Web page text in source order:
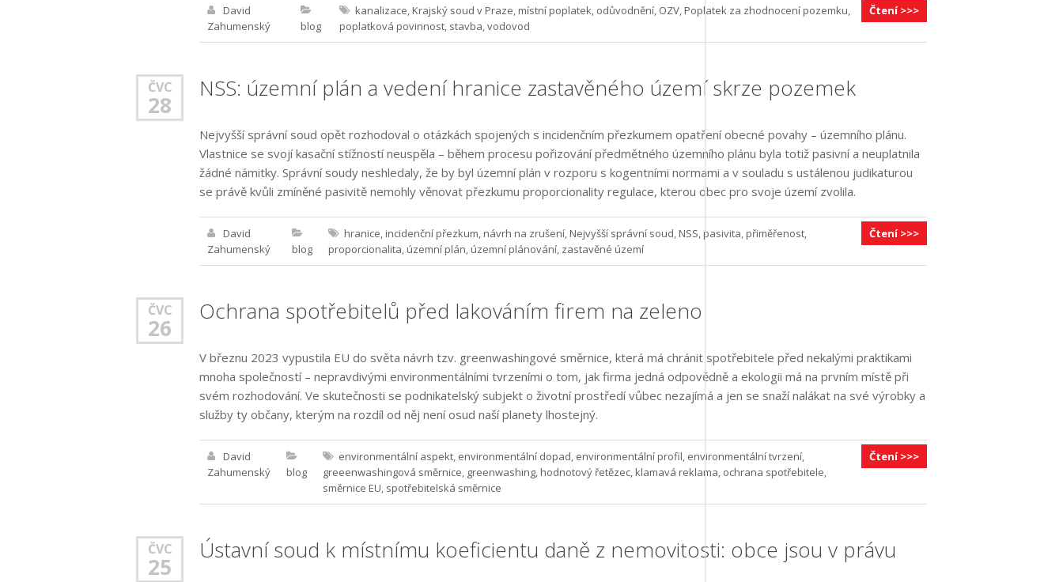
David
Zahumenský
blog
kanalizace, Krajský soud v Praze, místní poplatek, odůvodnění, OZV, Poplatek za zhodnocení pozemku,
poplatková povinnost, stavba,vodovod
Čtení >>>
ČVC
28
NSS: územní plán a vedení hranice zastavěného území skrze pozemek
Nejvyšší správní soud opět rozhodoval o otázkách spojených s incidenčním přezkumem opatření obecné povahy – územního plánu.
Vlastnice se svojí kasační stížností neuspěla – během procesu pořizování předmětného územního plánu byla totiž pasivní a neuplatnila
žádné námitky. Správní soudy neshledaly, že by byl územní plán v rozporu s kogentními normami a v souladu s ustálenou judikaturou
se právě kvůli zmíněné pasivitě nemohly věnovat přezkumu proporcionality regulace, kterou obec pro svoje území zvolila.
David
Zahumenský
blog
hranice, incidenční přezkum, návrh na zrušení, Nejvyšší správní soud, NSS, pasivita, přiměřenost,
proporcionalita, územní plán, územní plánování, zastavěné území
Čtení >>>
ČVC
26
Ochrana spotřebitelů před lakováním firem na zeleno
V březnu 2023 vypustila EU do světa návrh tzv. greenwashingové směrnice, která má chránit spotřebitele před nekalými praktikami
mnoha společností – nepravdivými environmentálními tvrzeními o tom, jak firma jedná odpovědně a ekologii má na prvním místě při
svém rozhodování. Ve skutečnosti se podnikatelský subjekt o životní prostředí vůbec nezajímá a jen se snaží nalákat na své výrobky a
služby ty občany, kterým na rozdíl od něj není osud naší planety lhostejný.
David
Zahumenský
blog
environmentální aspekt, environmentální dopad, environmentální profil, environmentální tvrzení,
greeenwashingová směrnice, greenwashing, hodnotový řetězec, klamavá reklama, ochrana spotřebitele,
směrnice EU, spotřebitelská směrnice
Čtení >>>
ČVC
25
Ústavní soud k místnímu koeficientu daně z nemovitosti: obce jsou v právu